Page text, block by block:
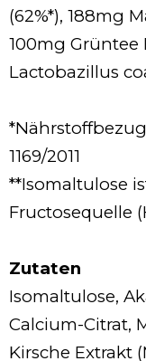
(62%*), 188mg
100mg Grüntee
Lactobazillus
1169/2011
**Isomaltulose
Fructosequelle
Zutaten
Isomaltulose,
Calcium-Citrat,
Kirsche Extrakt